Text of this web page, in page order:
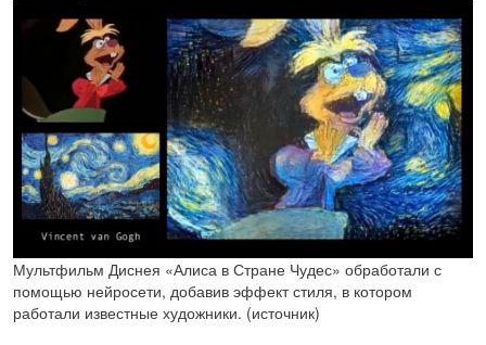
Мультфильм Диснея «Алиса в Стране Чудес» обработали с
помощью нейросети, добавив эффект стиля, в котором
работали известные художники. (источник)